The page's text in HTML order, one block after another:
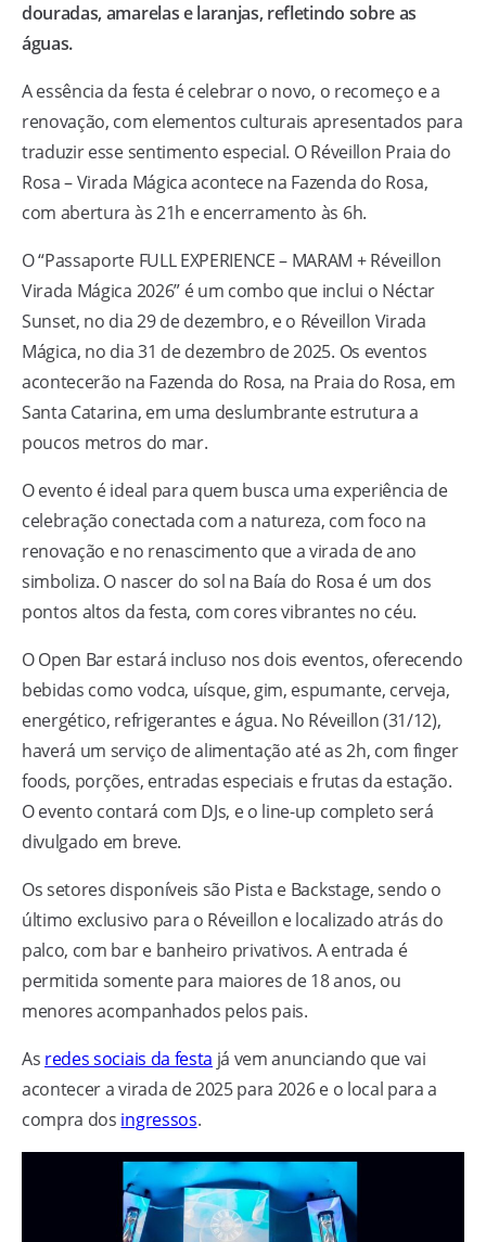
douradas, amarelas e laranjas, refletindo sobre as
águas.
A essência da festa é celebrar o novo, o recomeço e a
renovação, com elementos culturais apresentados para
traduzir esse sentimento especial. O Réveillon Praia do
Rosa – Virada Mágica acontece na Fazenda do Rosa,
com abertura às 21h e encerramento às 6h.
O “Passaporte FULL EXPERIENCE – MARAM + Réveillon
Virada Mágica 2026” é um combo que inclui o Néctar
Sunset, no dia 29 de dezembro, e o Réveillon Virada
Mágica, no dia 31 de dezembro de 2025. Os eventos
acontecerão na Fazenda do Rosa, na Praia do Rosa, em
Santa Catarina, em uma deslumbrante estrutura a
poucos metros do mar.
O evento é ideal para quem busca uma experiência de
celebração conectada com a natureza, com foco na
renovação e no renascimento que a virada de ano
simboliza. O nascer do sol na Baía do Rosa é um dos
pontos altos da festa, com cores vibrantes no céu.
O Open Bar estará incluso nos dois eventos, oferecendo
bebidas como vodca, uísque, gim, espumante, cerveja,
energético, refrigerantes e água. No Réveillon (31/12),
haverá um serviço de alimentação até as 2h, com finger
foods, porções, entradas especiais e frutas da estação.
O evento contará com DJs, e o line-up completo será
divulgado em breve.
Os setores disponíveis são Pista e Backstage, sendo o
último exclusivo para o Réveillon e localizado atrás do
palco, com bar e banheiro privativos. A entrada é
permitida somente para maiores de 18 anos, ou
menores acompanhados pelos pais.
As redes sociais da festa já vem anunciando que vai
acontecer a virada de 2025 para 2026 e o local para a
compra dos ingressos.